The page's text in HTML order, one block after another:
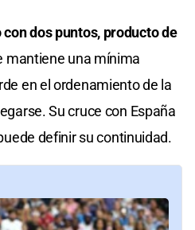
dos puntos, producto de
mantiene una mínima
en el ordenamiento de la
Su cruce con España
definir su continuidad.